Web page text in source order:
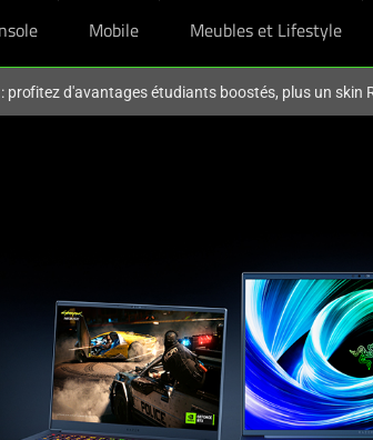
Mobile Meubles et Lifestyle
: profitez d'avantages étudiants boostés, plus un